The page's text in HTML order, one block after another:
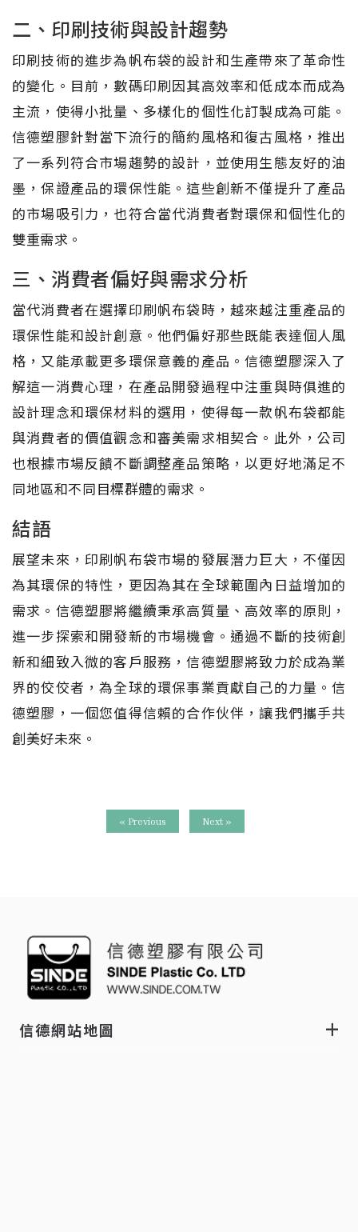
二、印刷技術與設計趨勢
印刷技術的進步為帆布袋的設計和生產帶來了革命性
的變化。目前，數碼印刷因其高效率和低成本而成為
主流，使得小批量、多樣化的個性化訂製成為可能。
信德塑膠針對當下流行的簡約風格和復古風格，推出
了一系列符合市場趨勢的設計，並使用生態友好的油
墨，保證產品的環保性能。這些創新不僅提升了產品
的市場吸引力，也符合當代消費者對環保和個性化的
雙重需求。
三、消費者偏好與需求分析
當代消費者在選擇印刷帆布袋時，越來越注重產品的
環保性能和設計創意。他們偏好那些既能表達個人風
格，又能承載更多環保意義的產品。信德塑膠深入了
解這一消費心理，在產品開發過程中注重與時俱進的
設計理念和環保材料的選用，使得每一款帆布袋都能
與消費者的價值觀念和審美需求相契合。此外，公司
也根據市場反饋不斷調整產品策略，以更好地滿足不
同地區和不同目標群體的需求。
結語
展望未來，印刷帆布袋市場的發展潛力巨大，不僅因
為其環保的特性，更因為其在全球範圍內日益增加的
需求。信德塑膠將繼續秉承高質量、高效率的原則，
進一步探索和開發新的市場機會。通過不斷的技術創
新和細致入微的客戶服務，信德塑膠將致力於成為業
界的佼佼者，為全球的環保事業貢獻自己的力量。信
德塑膠，一個您值得信賴的合作伙伴，讓我們攜手共
創美好未來。
« Previous Next »
信德網站地圖